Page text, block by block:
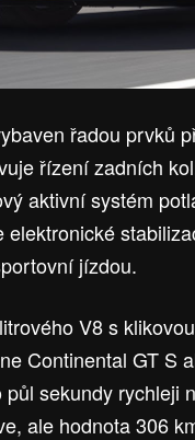
řadou prvků
řízení zadních
aktivní systém
elektronické
jízdou.
V8 s
Continental GT S
půl sekundy rychleji
ale hodnota 306